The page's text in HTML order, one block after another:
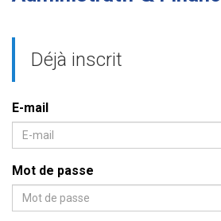
Déjà inscrit
E-mail
Mot de passe